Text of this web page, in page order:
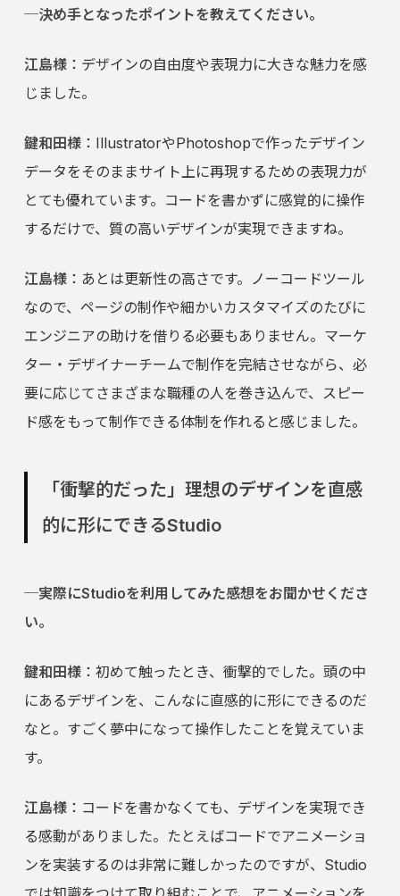
─決め手となったポイントを教えてください。
江島様：デザインの自由度や表現力に大きな魅力を感
じました。
鍵和田様：IllustratorやPhotoshopで作ったデザイン
データをそのままサイト上に再現するための表現力が
とても優れています。コードを書かずに感覚的に操作
するだけで、質の高いデザインが実現できますね。
江島様：あとは更新性の高さです。ノーコードツール
なので、ページの制作や細かいカスタマイズのたびに
エンジニアの助けを借りる必要もありません。マーケ
ター・デザイナーチームで制作を完結させながら、必
要に応じてさまざまな職種の人を巻き込んで、スピー
ド感をもって制作できる体制を作れると感じました。
「衝撃的だった」理想のデザインを直感
的に形にできるStudio
─実際にStudioを利用してみた感想をお聞かせくださ
い。
鍵和田様：初めて触ったとき、衝撃的でした。頭の中
にあるデザインを、こんなに直感的に形にできるのだ
なと。すごく夢中になって操作したことを覚えていま
す。
江島様：コードを書かなくても、デザインを実現でき
る感動がありました。たとえばコードでアニメーショ
ンを実装するのは非常に難しかったのですが、Studio